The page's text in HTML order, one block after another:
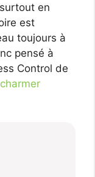
en
est
toujours à
pensé à
Control de